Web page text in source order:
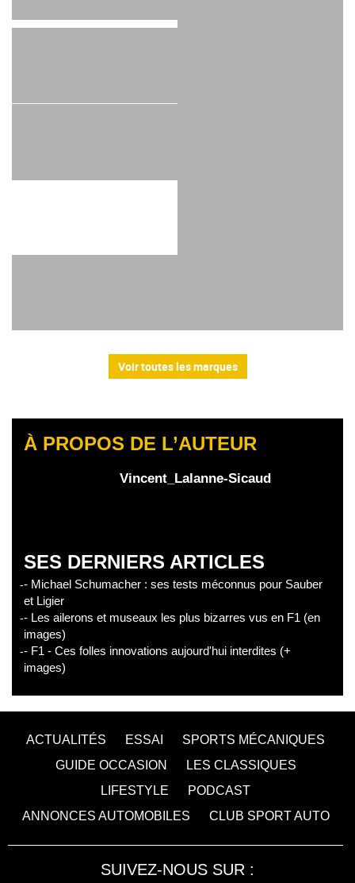
Voir toutes les marques
À PROPOS DE L’AUTEUR
Vincent_Lalanne-Sicaud
SES DERNIERS ARTICLES
- Michael Schumacher : ses tests méconnus pour Sauber
et Ligier
- Les ailerons et museaux les plus bizarres vus en F1 (en
images)
- F1 - Ces folles innovations aujourd'hui interdites (+
images)
ACTUALITÉS ESSAI
SPORTS MÉCANIQUES
GUIDE OCCASION
LES CLASSIQUES
LIFESTYLE
PODCAST
ANNONCES AUTOMOBILES
CLUB SPORT AUTO
SUIVEZ-NOUS SUR :